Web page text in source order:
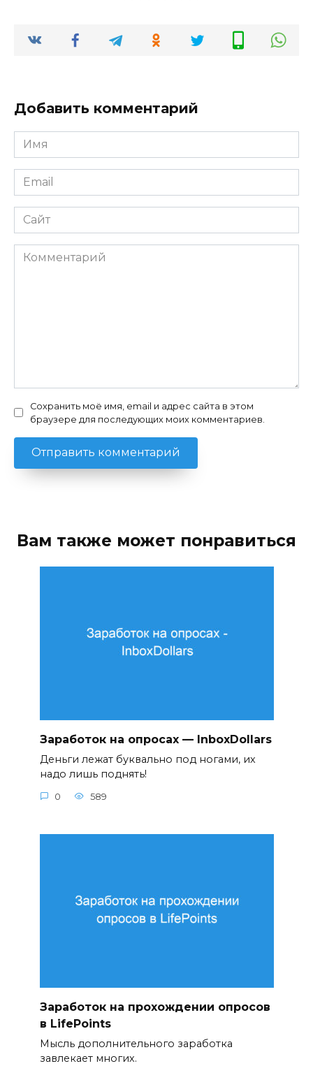
Добавить комментарий
Имя
*
Email
*
Сайт
Комментарий
Сохранить моё имя, email и адрес сайта в этом
браузере для последующих моих комментариев.
Вам также может понравиться
Заработок на опросах — InboxDollars
Деньги лежат буквально под ногами, их
надо лишь поднять!
0 589
Заработок на прохождении опросов
в LifePoints
Мысль дополнительного заработка
завлекает многих.